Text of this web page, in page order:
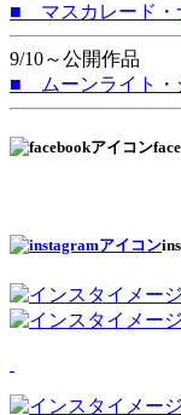
■ マスカレード・
9/10～公開作品
■ ムーンライト・